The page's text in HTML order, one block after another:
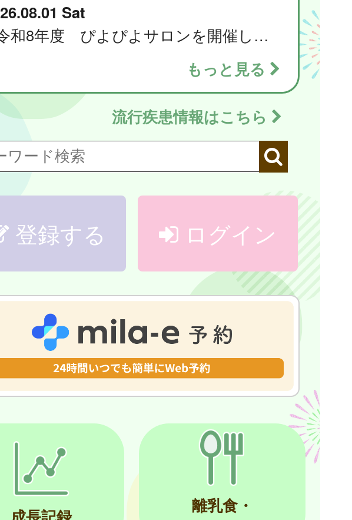
Sat
令和8年度 ぴよぴよサロンを開催します！
もっと見る
流行疾患情報はこちら
登録する ログイン
離乳食・